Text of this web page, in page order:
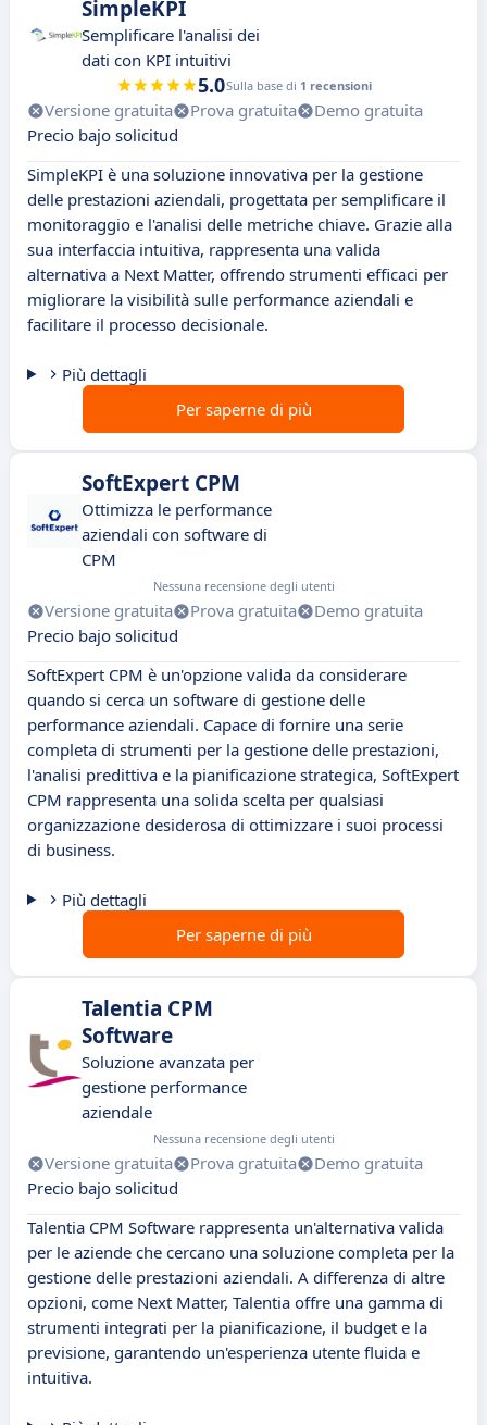
SimpleKPI
Semplificare l'analisi dei
dati con KPI intuitivi
5.0Sulla base di 1 recensioni
Versione gratuita Prova gratuita
Demo gratuita
Precio bajo solicitud
SimpleKPI è una soluzione innovativa per la gestione
delle prestazioni aziendali, progettata per semplificare il
monitoraggio e l'analisi delle metriche chiave. Grazie alla
sua interfaccia intuitiva, rappresenta una valida
alternativa a Next Matter, offrendo strumenti efficaci per
migliorare la visibilità sulle performance aziendali e
facilitare il processo decisionale.
Più dettagli
Per saperne di più
SoftExpert CPM
Ottimizza le performance
aziendali con software di
CPM
Nessuna recensione degli utenti
Versione gratuita Prova gratuita
Demo gratuita
Precio bajo solicitud
SoftExpert CPM è un'opzione valida da considerare
quando si cerca un software di gestione delle
performance aziendali. Capace di fornire una serie
completa di strumenti per la gestione delle prestazioni,
l'analisi predittiva e la pianificazione strategica, SoftExpert
CPM rappresenta una solida scelta per qualsiasi
organizzazione desiderosa di ottimizzare i suoi processi
di business.
Più dettagli
Per saperne di più
Talentia CPM
Software
Soluzione avanzata per
gestione performance
aziendale
Nessuna recensione degli utenti
Versione gratuita Prova gratuita
Demo gratuita
Precio bajo solicitud
Talentia CPM Software rappresenta un'alternativa valida
per le aziende che cercano una soluzione completa per la
gestione delle prestazioni aziendali. A differenza di altre
opzioni, come Next Matter, Talentia offre una gamma di
strumenti integrati per la pianificazione, il budget e la
previsione, garantendo un'esperienza utente fluida e
intuitiva.